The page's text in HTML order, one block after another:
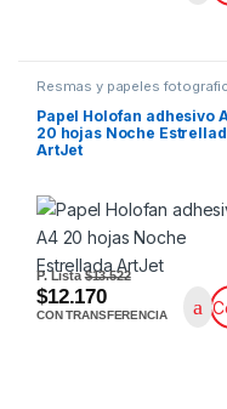
Resmas y papeles
Papel Holofan adhesivo
20 hojas Noche
ArtJet
P. Lista$13.522
$12.170
CON TRANSFERENCIA